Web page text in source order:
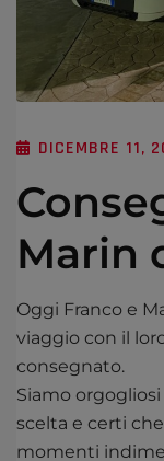
DICEMBRE 11,
Marin
Oggi Franco e
viaggio con il
consegnato.
Siamo
scelta e certi
momenti